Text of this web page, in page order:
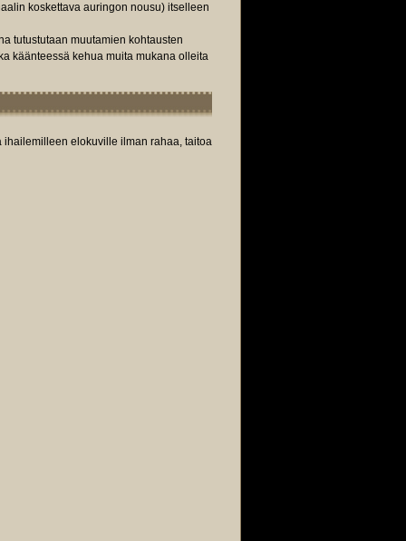
koskettava auringon nousu) itselleen
tutustutaan muutamien kohtausten
käänteessä kehua muita mukana olleita
elokuville ilman rahaa, taitoa